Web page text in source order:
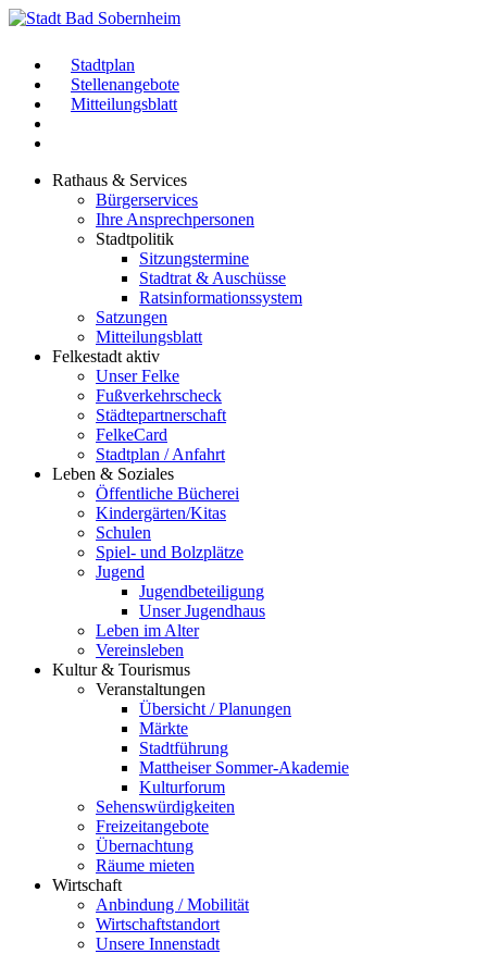
Stadtplan
Stellenangebote
Mitteilungsblatt
Rathaus & Services
Bürgerservices
Ihre Ansprechpersonen
Stadtpolitik
Sitzungstermine
Stadtrat & Auschüsse
Ratsinformationssystem
Satzungen
Mitteilungsblatt
Felkestadt aktiv
Unser Felke
Fußverkehrscheck
Städtepartnerschaft
FelkeCard
Stadtplan / Anfahrt
Leben & Soziales
Öffentliche Bücherei
Kindergärten/Kitas
Schulen
Spiel- und Bolzplätze
Jugend
Jugendbeteiligung
Unser Jugendhaus
Leben im Alter
Vereinsleben
Kultur & Tourismus
Veranstaltungen
Übersicht / Planungen
Märkte
Stadtführung
Mattheiser Sommer-Akademie
Kulturforum
Sehenswürdigkeiten
Freizeitangebote
Übernachtung
Räume mieten
Wirtschaft
Anbindung / Mobilität
Wirtschaftstandort
Unsere Innenstadt